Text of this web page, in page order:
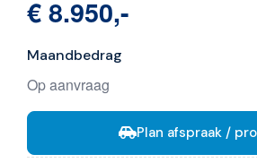
€ 8.950,-
Maandbedrag
Op aanvraag
Plan afspraak /